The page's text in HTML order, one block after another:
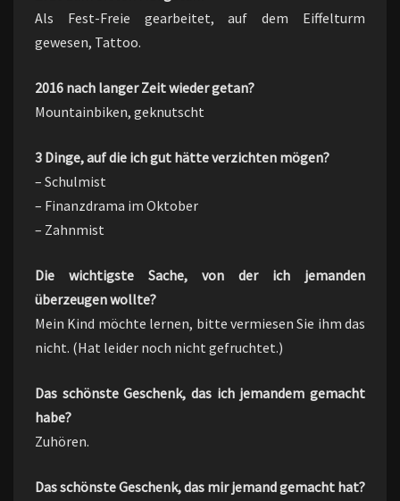
Als Fest-Freie gearbeitet, auf dem Eiffelturm
gewesen, Tattoo.
2016 nach langer Zeit wieder getan?
Mountainbiken, geknutscht
3 Dinge, auf die ich gut hätte verzichten mögen?
– Schulmist
– Finanzdrama im Oktober
– Zahnmist
Die wichtigste Sache, von der ich jemanden
überzeugen wollte?
Mein Kind möchte lernen, bitte vermiesen Sie ihm das
nicht. (Hat leider noch nicht gefruchtet.)
Das schönste Geschenk, das ich jemandem gemacht
habe?
Zuhören.
Das schönste Geschenk, das mir jemand gemacht hat?